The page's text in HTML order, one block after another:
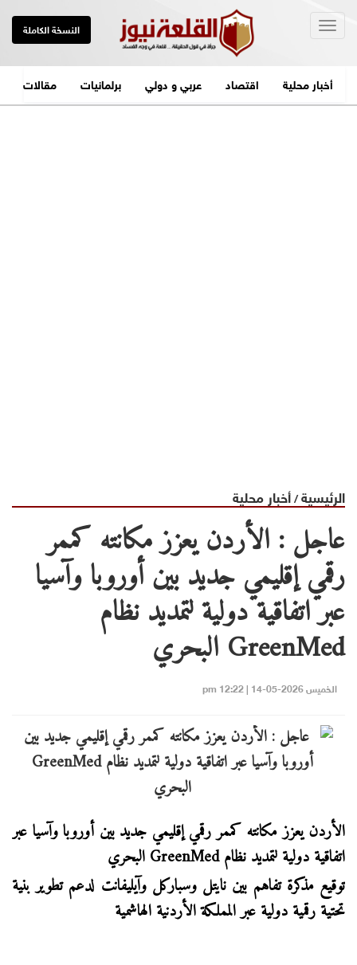
النسخة الكاملة
أخبار محلية اقتصاد عربي و دولي برلمانيات مقالات
الرئيسية/أخبار محلية
عاجل : الأردن يعزز مكانته كممر
رقمي إقليمي جديد بين أوروبا وآسيا
عبر اتفاقية دولية لتمديد نظام
GreenMed البحري
الخميس 2026-05-14 | 12:22 pm
الأردن يعزز مكانته كممر رقمي إقليمي جديد بين أوروبا وآسيا عبر
اتفاقية دولية لتمديد نظام GreenMed البحري
توقيع مذكرة تفاهم بين نايتل وسباركل وآيليفانت لدعم تطوير بنية
تحتية رقمية دولية عبر المملكة الأردنية الهاشمية